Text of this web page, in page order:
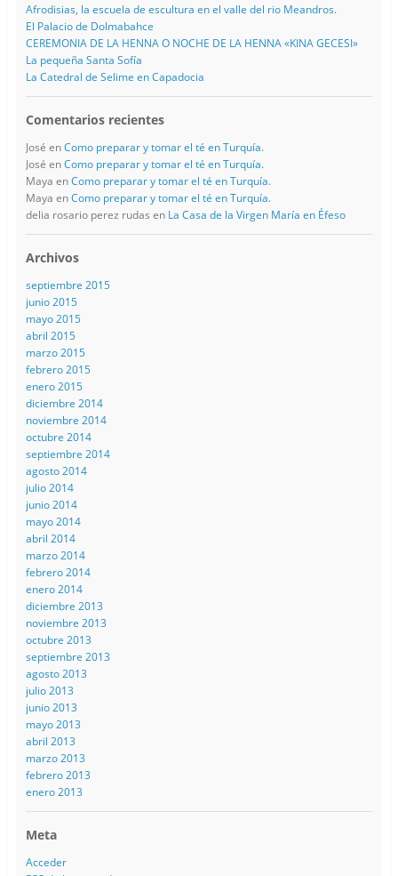
Afrodisias, la escuela de escultura en el valle del rio Meandros.
El Palacio de Dolmabahce
CEREMONIA DE LA HENNA O NOCHE DE LA HENNA «KINA GECESI»
La pequeña Santa Sofía
La Catedral de Selime en Capadocia
Comentarios recientes
José enComo preparar y tomar el té en Turquía.
José enComo preparar y tomar el té en Turquía.
Maya enComo preparar y tomar el té en Turquía.
Maya enComo preparar y tomar el té en Turquía.
delia rosario perez rudas en La Casa de la Virgen María en Éfeso
Archivos
septiembre 2015
junio 2015
mayo 2015
abril 2015
marzo 2015
febrero 2015
enero 2015
diciembre 2014
noviembre 2014
octubre 2014
septiembre 2014
agosto 2014
julio 2014
junio 2014
mayo 2014
abril 2014
marzo 2014
febrero 2014
enero 2014
diciembre 2013
noviembre 2013
octubre 2013
septiembre 2013
agosto 2013
julio 2013
junio 2013
mayo 2013
abril 2013
marzo 2013
febrero 2013
enero 2013
Meta
Acceder